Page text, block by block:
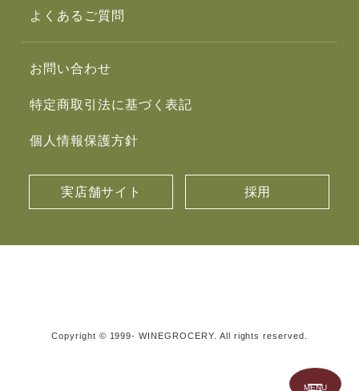
よくあるご質問
お問い合わせ
特定商取引法に基づく表記
個人情報保護方針
実店舗サイト 採用
Copyright © 1999- WINEGROCERY. All rights reserved.